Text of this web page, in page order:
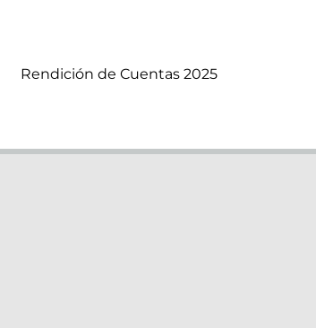
Rendición de Cuentas 2025